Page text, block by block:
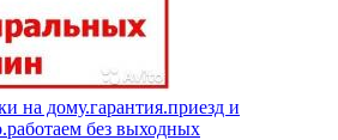
на дому.гарантия.приезд и
без выходных